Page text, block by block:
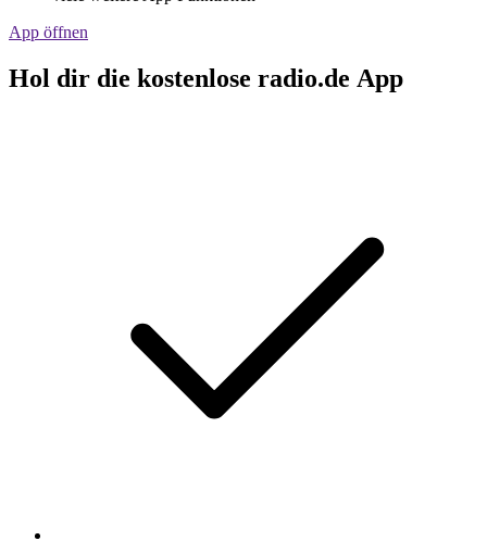
App öffnen
Hol dir die kostenlose radio.de App